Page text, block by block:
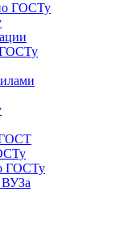
ГОСТу
ГОСТу
ГОСТ
ГОСТу
ВУЗа